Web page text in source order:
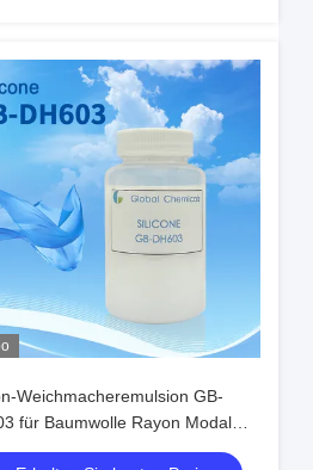
Griff
Weichmacheremulsion GB-
für Baumwolle Rayon Modal
Stoff, hauptsächlich